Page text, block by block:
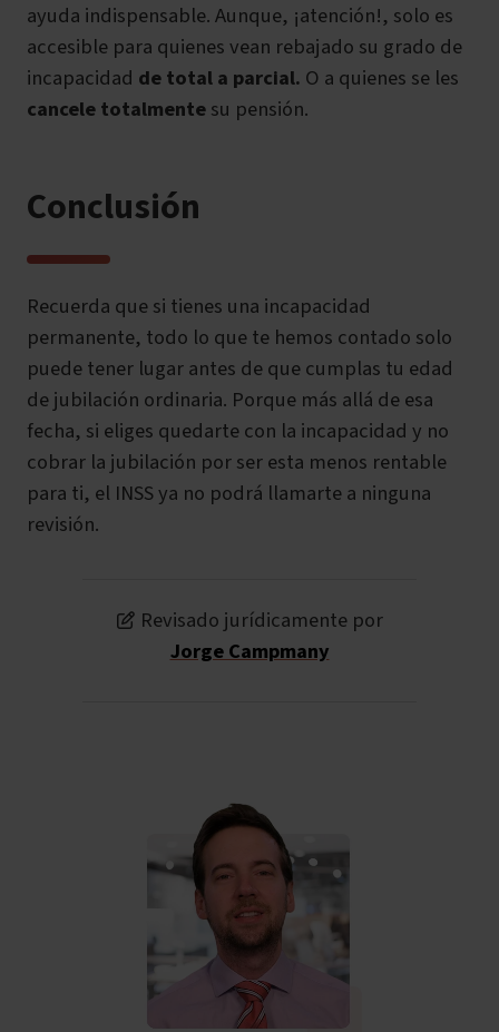
ayuda indispensable. Aunque, ¡atención!, solo es
accesible para quienes vean rebajado su grado de
incapacidad de total a parcial. O a quienes se les
cancele totalmentesu pensión.
Conclusión
Recuerda que si tienes una incapacidad
permanente, todo lo que te hemos contado solo
puede tener lugar antes de que cumplas tu edad
de jubilación ordinaria. Porque más allá de esa
fecha, si eliges quedarte con la incapacidad y no
cobrar la jubilación por ser esta menos rentable
para ti, el INSS ya no podrá llamarte a ninguna
revisión.
Revisado jurídicamente por
Jorge Campmany